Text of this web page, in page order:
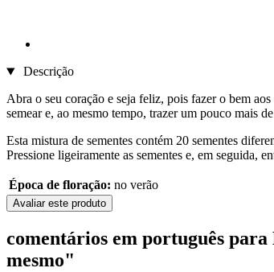
Descrição
Abra o seu coração e seja feliz, pois fazer o bem
semear e, ao mesmo tempo, trazer um pouco mais
Esta mistura de sementes contém 20 sementes
Pressione ligeiramente as sementes e, em seguida,
Época de floração: no verão
Avaliar este produto
comentários em português
mesmo"